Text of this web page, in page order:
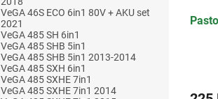
VeGA 46S ECO 6in1 80V + AKU set
2021
VeGA 485 SH 6in1
VeGA 485 SHB 5in1
VeGA 485 SHB 5in1 2013-2014
VeGA 485 SXH 6in1
VeGA 485 SXHE 7in1
VeGA 485 SXHE 7in1 2014